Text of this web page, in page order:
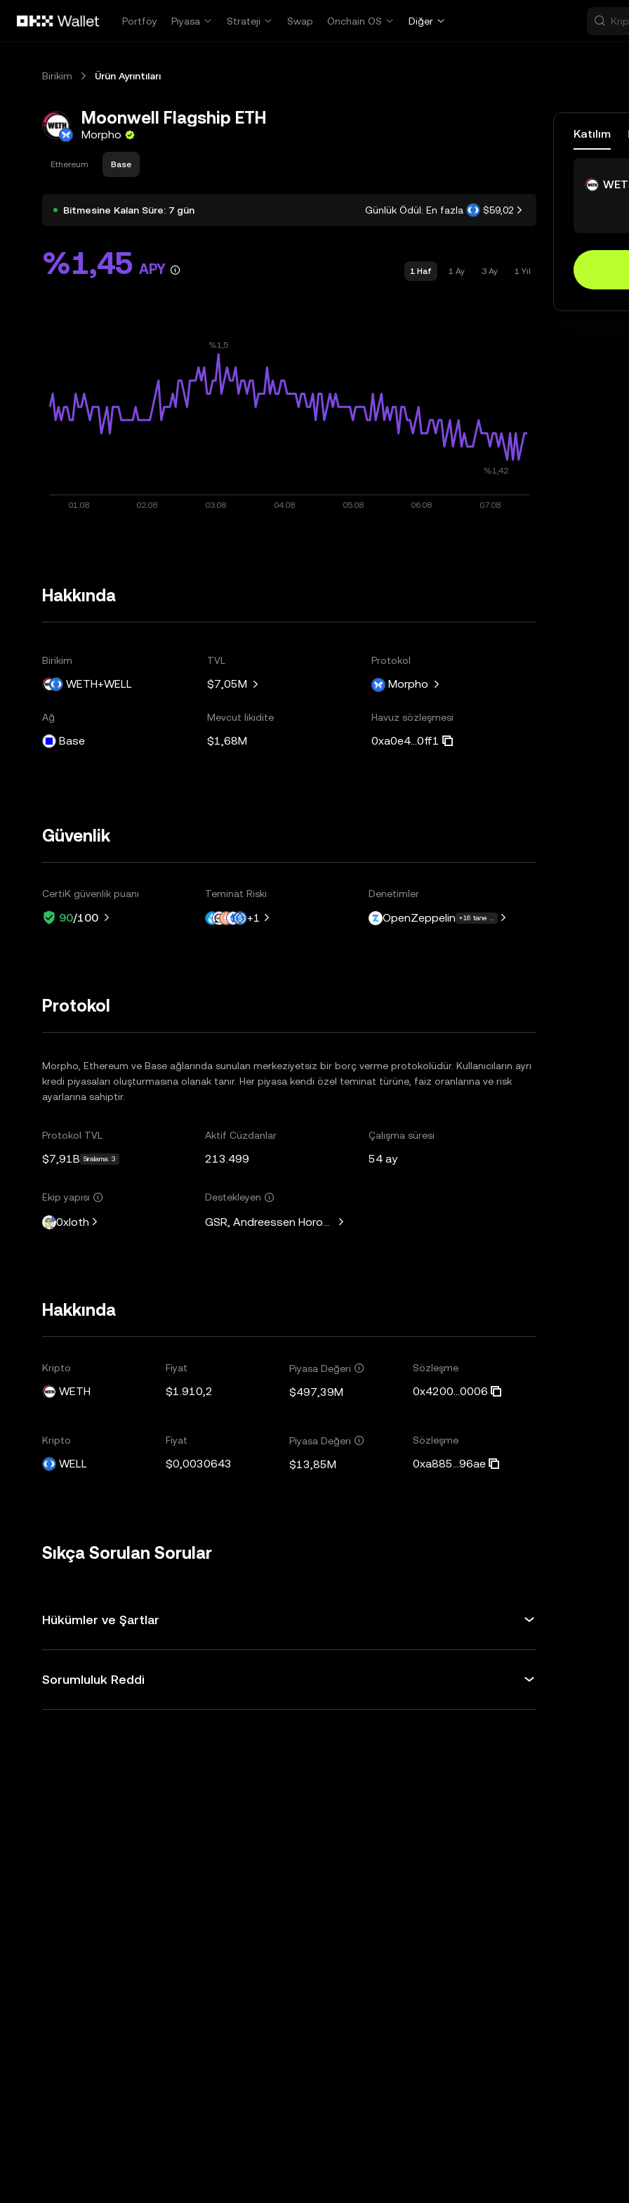
Portföy
Piyasa Strateji Swap Onchain OS Diğer
Birikim Ürün Ayrıntıları
Moonwell Flagship ETH
Morpho
Ethereum Base
Bitmesine Kalan Süre: 7 gün Günlük Ödül: En fazla $59,02
%1,45 APY 1 Haf 1 Ay 3 Ay 1 Yıl
Hakkında
Birikim
WETH+WELL
TVL
$7,05M
Protokol
Morpho
Ağ
Base
Mevcut likidite
$1,68M
Havuz sözleşmesi
0xa0e4...0ff1
Güvenlik
CertiK güvenlik puanı
90/100
Teminat Riski
+1
Denetimler
OpenZeppelin +16 tane daha
Protokol
Morpho, Ethereum ve Base ağlarında sunulan merkeziyetsiz bir borç verme protokolüdür. Kullanıcıların ayrı
kredi piyasaları oluşturmasına olanak tanır. Her piyasa kendi özel teminat türüne, faiz oranlarına ve risk
ayarlarına sahiptir.
Protokol TVL
$7,91B Sıralama: 3
Aktif Cüzdanlar
213.499
Çalışma süresi
54 ay
Ekip yapısı
0xloth
Destekleyen
GSR, Andreessen Horowitz, Mechanism Capital, Variant Fund, Nascent,
Hakkında
Kripto
WETH
Fiyat
$1.910,2
Piyasa Değeri
$497,39M
Sözleşme
0x4200...0006
Kripto
WELL
Fiyat
$0,0030643
Piyasa Değeri
$13,85M
Sözleşme
0xa885...96ae
Sıkça Sorulan Sorular
Hükümler ve Şartlar
Sorumluluk Reddi
Katılım